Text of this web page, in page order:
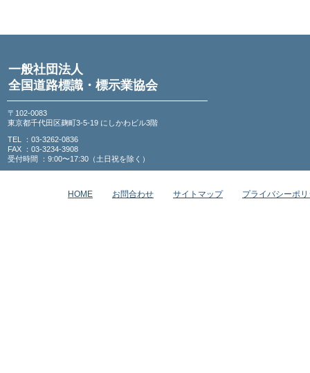
一般社団法人
全国道路標識・標示業協会
〒102-0083
東京都千代田区麹町3-5-19 にしかわビル3階
TEL ：03-3262-0836
FAX ：03-3234-3908
受付時間 ：9:00〜17:30（土日祝を除く）
HOME お問合わせ サイトマップ プライバシーポ